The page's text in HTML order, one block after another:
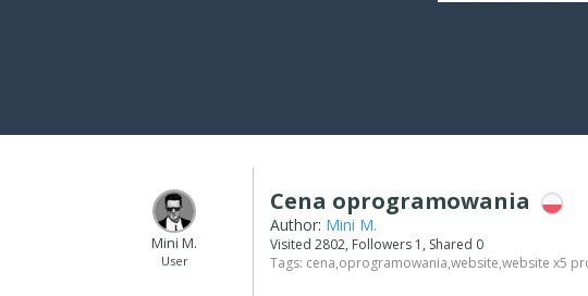
Mini M.
User
Cena oprogramowania
Author: Mini M.
Visited 2802, Followers 1, Shared 0
Tags: cena,oprogramowania,website,website x5